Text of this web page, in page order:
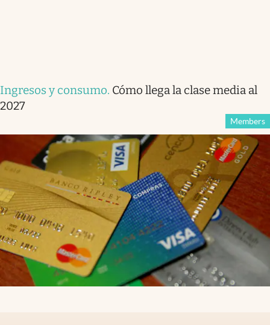
Ingresos y consumo. Cómo llega la clase media al
2027
Members